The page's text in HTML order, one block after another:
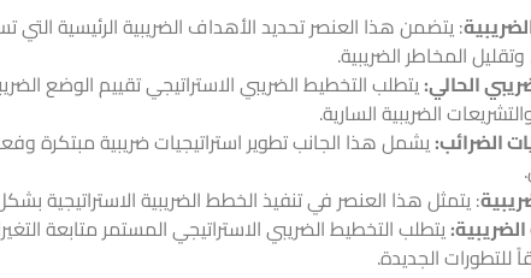
: يتضمن هذا العنصر تحديد الأهداف الضريبية الرئيسية التي
المخاطر الضريبية.
الحالي:يتطلب التخطيط الضريبي الاستراتيجي تقييم الوضع
الضريبية السارية.
الضرائب:يشمل هذا الجانب تطوير استراتيجيات ضريبية مبتكرة
: يتمثل هذا العنصر في تنفيذ الخطط الضريبية الاستراتيجية
يتطلب التخطيط الضريبي الاستراتيجي المستمر متابعة
للتطورات الجديدة.